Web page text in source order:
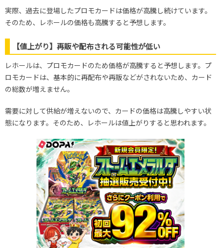
実際、過去に登場したプロモカードは価格が高騰し続けています。
そのため、レホールの価格も高騰すると予想します。
【値上がり】再販や配布される可能性が低い
レホールは、プロモカードのため価格が高騰すると予想します。プ
ロモカードは、基本的に再配布や再販などがされないため、カード
の総数が増えません。
需要に対して供給が増えないので、カードの価格は高騰しやすい状
態になります。そのため、レホールは値上がりすると思われます。